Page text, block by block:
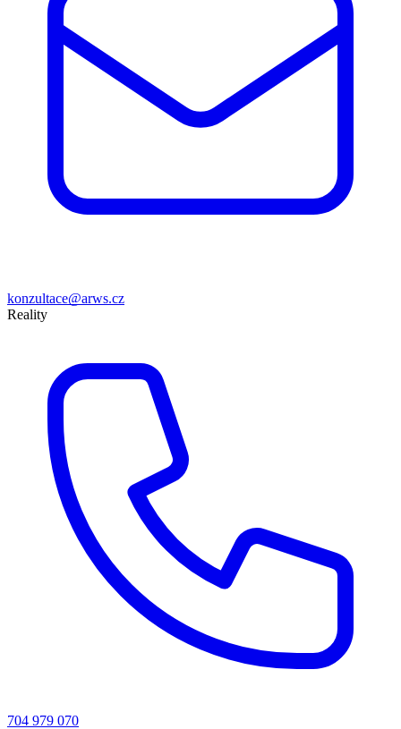
konzultace@arws.cz
Reality
704 979 070